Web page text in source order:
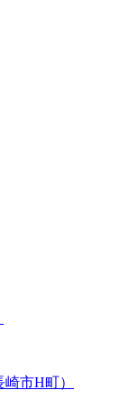
市H町）